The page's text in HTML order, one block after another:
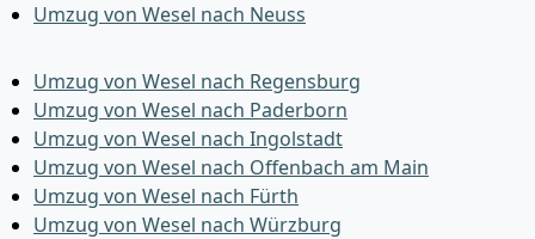
Umzug von Wesel nach Neuss
Umzug von Wesel nach Regensburg
Umzug von Wesel nach Paderborn
Umzug von Wesel nach Ingolstadt
Umzug von Wesel nach Offenbach am Main
Umzug von Wesel nach Fürth
Umzug von Wesel nach Würzburg